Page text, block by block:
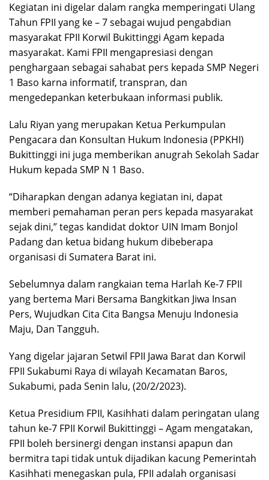
Kegiatan ini digelar dalam rangka memperingati Ulang
Tahun FPII yang ke – 7 sebagai wujud pengabdian
masyarakat FPII Korwil Bukittinggi Agam kepada
masyarakat. Kami FPII mengapresiasi dengan
penghargaan sebagai sahabat pers kepada SMP Negeri
1 Baso karna informatif, transpran, dan
mengedepankan keterbukaan informasi publik.
Lalu Riyan yang merupakan Ketua Perkumpulan
Pengacara dan Konsultan Hukum Indonesia (PPKHI)
Bukittinggi ini juga memberikan anugrah Sekolah Sadar
Hukum kepada SMP N 1 Baso.
“Diharapkan dengan adanya kegiatan ini, dapat
memberi pemahaman peran pers kepada masyarakat
sejak dini,” tegas kandidat doktor UIN Imam Bonjol
Padang dan ketua bidang hukum dibeberapa
organisasi di Sumatera Barat ini.
Sebelumnya dalam rangkaian tema Harlah Ke-7 FPII
yang bertema Mari Bersama Bangkitkan Jiwa Insan
Pers, Wujudkan Cita Cita Bangsa Menuju Indonesia
Maju, Dan Tangguh.
Yang digelar jajaran Setwil FPII Jawa Barat dan Korwil
FPII Sukabumi Raya di wilayah Kecamatan Baros,
Sukabumi, pada Senin lalu, (20/2/2023).
Ketua Presidium FPII, Kasihhati dalam peringatan ulang
tahun ke-7 FPII Korwil Bukittinggi – Agam mengatakan,
FPII boleh bersinergi dengan instansi apapun dan
bermitra tapi tidak untuk dijadikan kacung Pemerintah
Kasihhati menegaskan pula, FPII adalah organisasi